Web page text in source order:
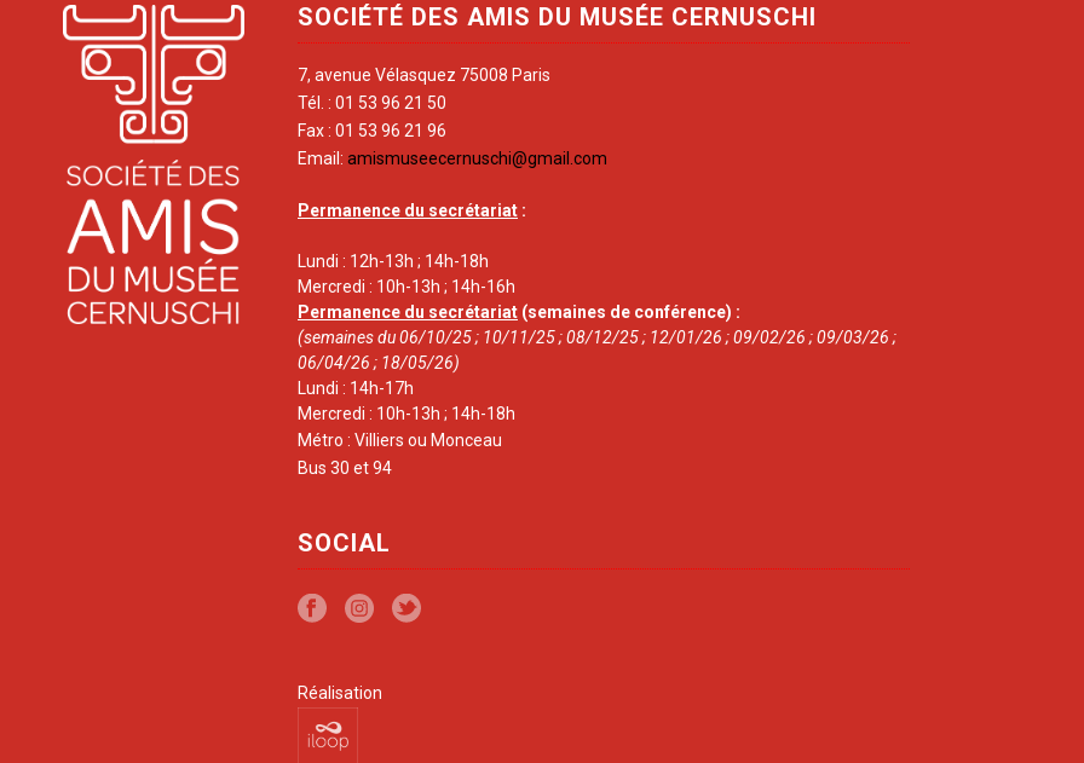
SOCIÉTÉ DES AMIS DU MUSÉE CERNUSCHI
7, avenue Vélasquez 75008 Paris
Tél. : 01 53 96 21 50
Fax : 01 53 96 21 96
Email: amismuseecernuschi@gmail.com
Permanence du secrétariat :
Lundi : 12h-13h ; 14h-18h
Mercredi : 10h-13h ; 14h-16h
Permanence du secrétariat (semaines de conférence) :
(semaines du 06/10/25 ; 10/11/25 ; 08/12/25 ; 12/01/26 ; 09/02/26 ; 09/03/26 ;
06/04/26 ; 18/05/26)
Lundi : 14h-17h
Mercredi : 10h-13h ; 14h-18h
Métro : Villiers ou Monceau
Bus 30 et 94
SOCIAL
Réalisation